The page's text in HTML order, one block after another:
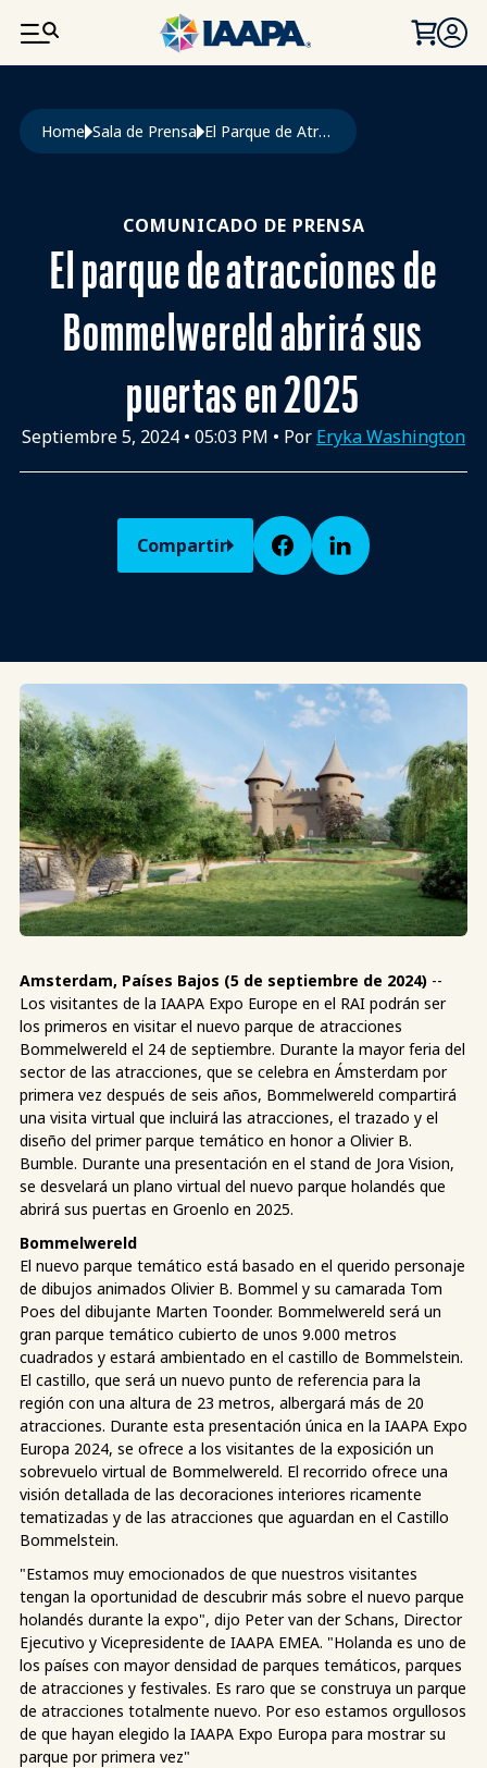
PASAR AL CONTENIDO PRINCIPAL
Ruta de navegación
Home Sala de Prensa El Parque de Atracciones de Bommelwereld Abrirá Sus Puertas En 2025
COMUNICADO DE PRENSA
El parque de atracciones de
Bommelwereld abrirá sus
puertas en 2025
Septiembre 5, 2024 • 05:03 PM • Por Eryka Washington
Compartir
Amsterdam, Países Bajos (5 de septiembre de 2024) --
Los visitantes de la IAAPA Expo Europe en el RAI podrán ser
los primeros en visitar el nuevo parque de atracciones
Bommelwereld el 24 de septiembre. Durante la mayor feria del
sector de las atracciones, que se celebra en Ámsterdam por
primera vez después de seis años, Bommelwereld compartirá
una visita virtual que incluirá las atracciones, el trazado y el
diseño del primer parque temático en honor a Olivier B.
Bumble. Durante una presentación en el stand de Jora Vision,
se desvelará un plano virtual del nuevo parque holandés que
abrirá sus puertas en Groenlo en 2025.
Bommelwereld
El nuevo parque temático está basado en el querido personaje
de dibujos animados Olivier B. Bommel y su camarada Tom
Poes del dibujante Marten Toonder. Bommelwereld será un
gran parque temático cubierto de unos 9.000 metros
cuadrados y estará ambientado en el castillo de Bommelstein.
El castillo, que será un nuevo punto de referencia para la
región con una altura de 23 metros, albergará más de 20
atracciones. Durante esta presentación única en la IAAPA Expo
Europa 2024, se ofrece a los visitantes de la exposición un
sobrevuelo virtual de Bommelwereld. El recorrido ofrece una
visión detallada de las decoraciones interiores ricamente
tematizadas y de las atracciones que aguardan en el Castillo
Bommelstein.
"Estamos muy emocionados de que nuestros visitantes
tengan la oportunidad de descubrir más sobre el nuevo parque
holandés durante la expo", dijo Peter van der Schans, Director
Ejecutivo y Vicepresidente de IAAPA EMEA. "Holanda es uno de
los países con mayor densidad de parques temáticos, parques
de atracciones y festivales. Es raro que se construya un parque
de atracciones totalmente nuevo. Por eso estamos orgullosos
de que hayan elegido la IAAPA Expo Europa para mostrar su
parque por primera vez"